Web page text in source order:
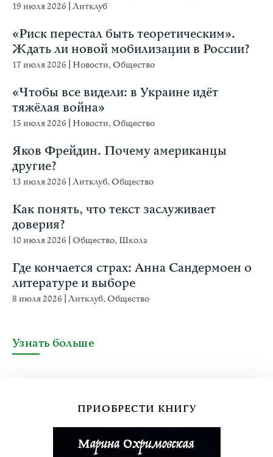
19 июля 2026 Литклуб
«Риск перестал быть теоретическим».
Ждать ли новой мобилизации в России?
17 июля 2026 Новости,Общество
«Чтобы все видели: в Украине идёт
тяжёлая война»
15 июля 2026 Новости,Общество
Яков Фрейдин. Почему американцы
другие?
13 июля 2026 Литклуб,Общество
Как понять, что текст заслуживает
доверия?
10 июля 2026 Общество, Школа
Где кончается страх: Анна Сандермоен о
литературе и выборе
8 июля 2026 Литклуб,Общество
Узнать больше
ПРИОБРЕСТИ КНИГУ